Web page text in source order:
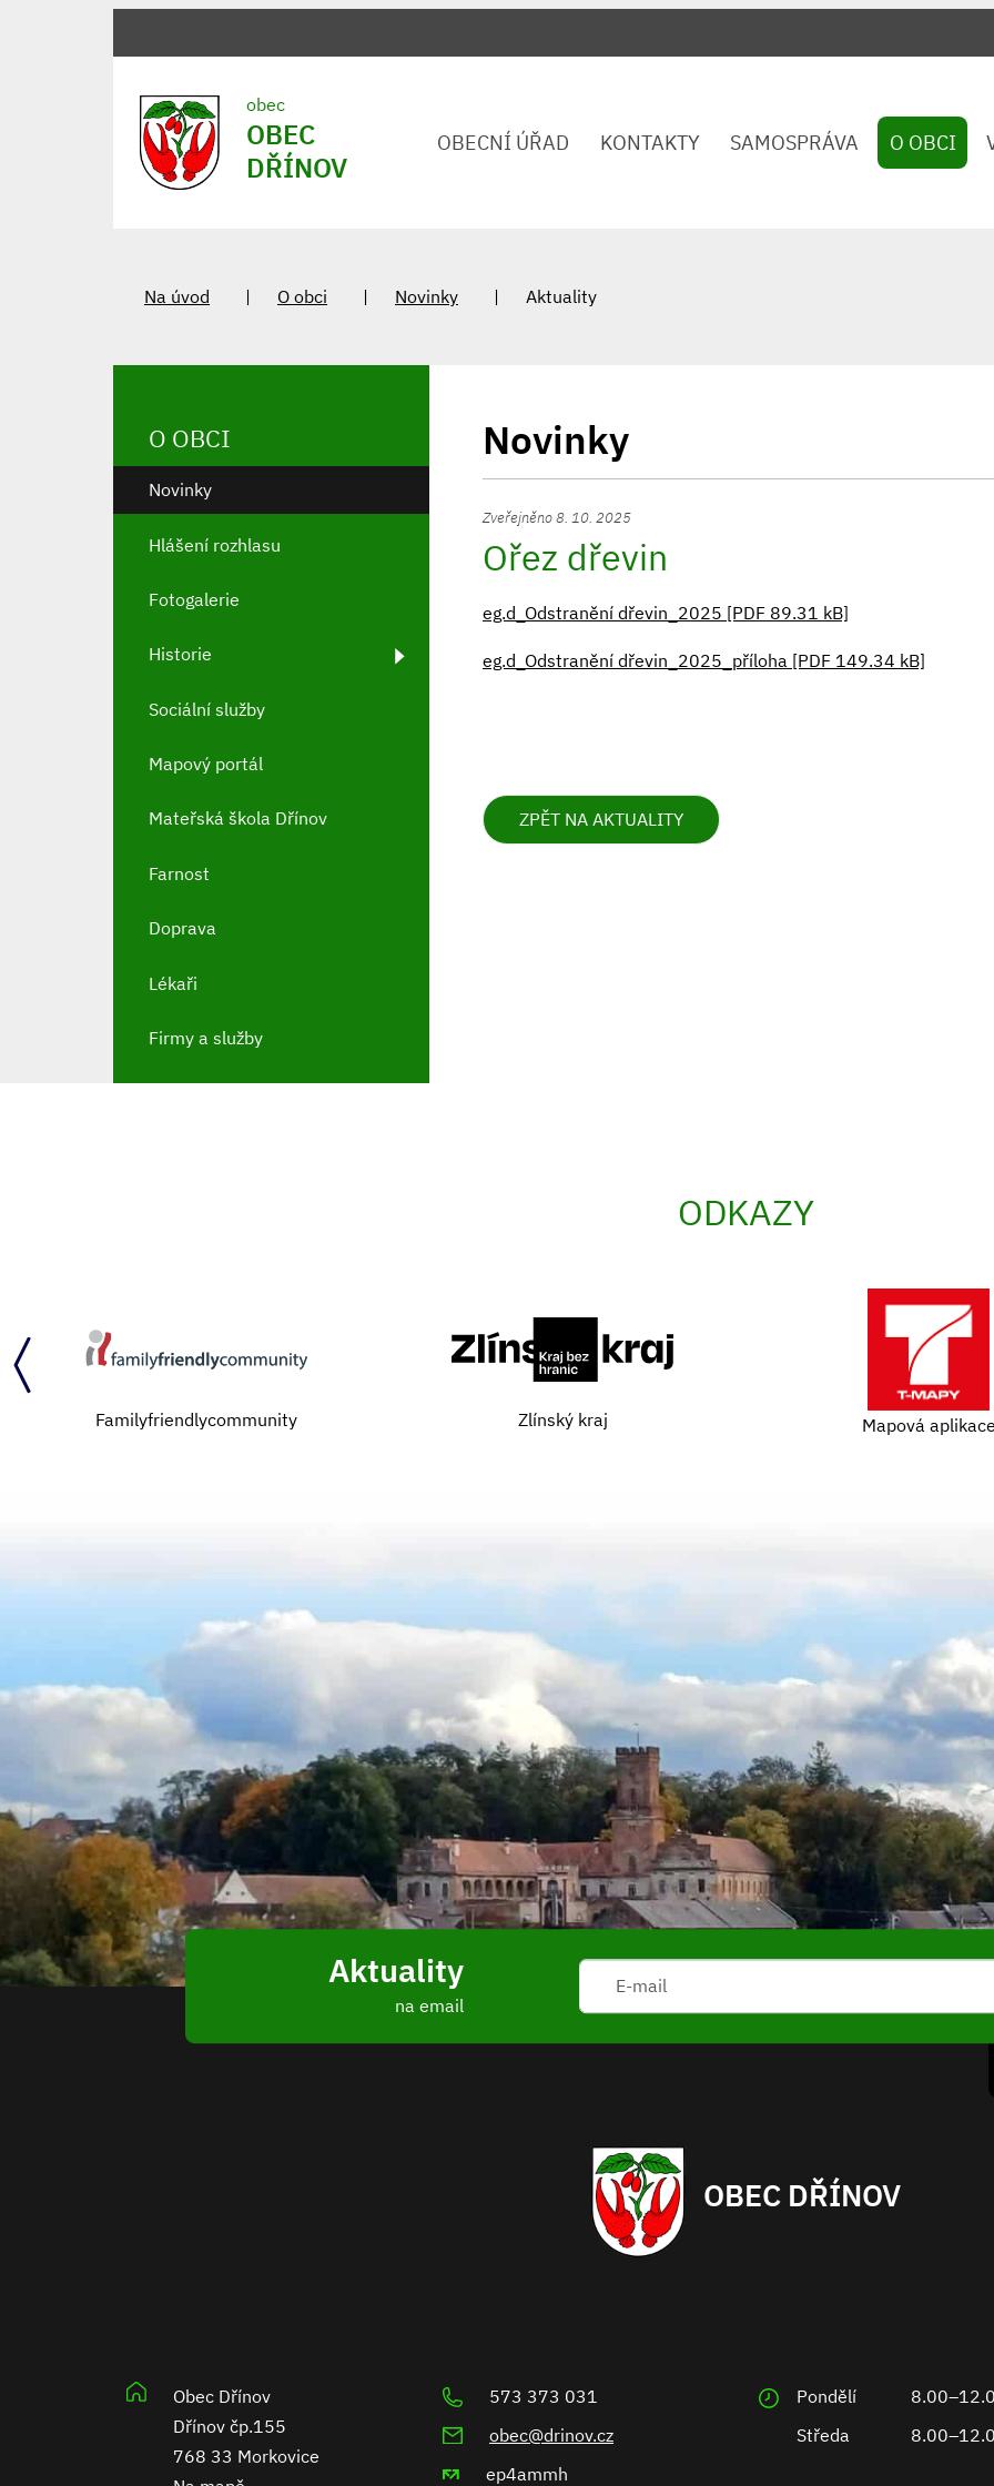
obec
OBEC
DŘÍNOV
OBECNÍ ÚŘAD KONTAKTY SAMOSPRÁVA O OBCI
Na úvod O obci Novinky Aktuality
Novinky
Zveřejněno 8. 10. 2025
Ořez dřevin
eg.d_Odstranění dřevin_2025 [PDF 89.31 kB]
eg.d_Odstranění dřevin_2025_příloha [PDF 149.34 kB]
ZPĚT NA AKTUALITY
O OBCI
Novinky
Hlášení rozhlasu
Fotogalerie
Historie
Sociální služby
Mapový portál
Mateřská škola Dřínov
Farnost
Doprava
Lékaři
Firmy a služby
ODKAZY
Familyfriendlycommunity Zlínský kraj Mapová
Aktuality
na email
OBEC DŘÍNOV
Obec Dřínov
Dřínov čp.155
768 33 Morkovice
573 373 031
obec@drinov.cz
ep4ammh
Pondělí
Středa